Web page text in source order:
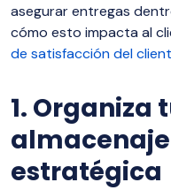
asegurar entregas
cómo esto impacta al
de satisfacción del
1. Organiza
estratégica